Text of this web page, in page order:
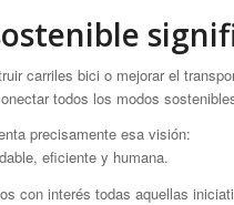
carriles bici o mejorar el
todos los modos
precisamente esa visión:
eficiente y humana.
con interés todas aquellas